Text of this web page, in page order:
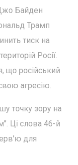
Байден
Трамп
тиск на
Росії.
що російський
агресію.
точку зору на
Ці слова 46-й
для